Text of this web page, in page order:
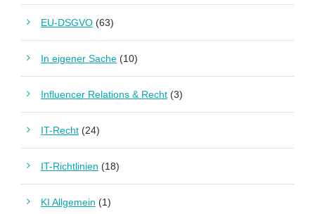
EU-DSGVO (63)
In eigener Sache (10)
Influencer Relations & Recht (3)
IT-Recht (24)
IT-Richtlinien (18)
KI Allgemein (1)